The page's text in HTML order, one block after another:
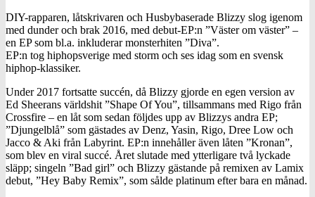
DIY-rapparen, låtskrivaren och Husbybaserade Blizzy slog igenom
med dunder och brak 2016, med debut-EP:n ”Väster om väster” –
en EP som bl.a. inkluderar monsterhiten ”Diva”.
EP:n tog hiphopsverige med storm och ses idag som en svensk
hiphop-klassiker.
Under 2017 fortsatte succén, då Blizzy gjorde en egen version av
Ed Sheerans världshit ”Shape Of You”, tillsammans med Rigo från
Crossfire – en låt som sedan följdes upp av Blizzys andra EP;
”Djungelblå” som gästades av Denz, Yasin, Rigo, Dree Low och
Jacco & Aki från Labyrint. EP:n innehåller även låten ”Kronan”,
som blev en viral succé. Året slutade med ytterligare två lyckade
släpp; singeln ”Bad girl” och Blizzy gästande på remixen av Lamix
debut, ”Hey Baby Remix”, som sålde platinum efter bara en månad.